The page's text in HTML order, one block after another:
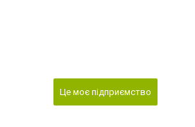
Це моє підприємство